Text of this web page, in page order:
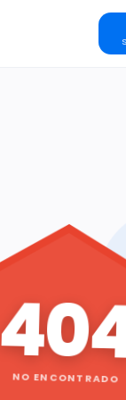
NO ENCONTRADO